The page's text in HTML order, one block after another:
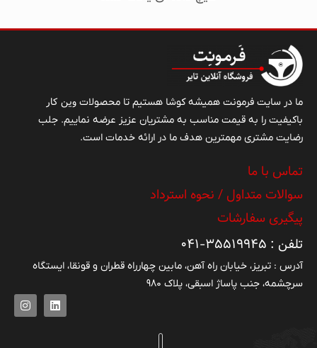
ما در سایت فرمونت همیشه کوشا هستیم تا محصولات وین کار
باکیفیت را به قیمت مناسب به مشتریان عزیز عرضه نماییم. جلب
رضایت مشتری مهمترین هدف ما در ارائه خدمات است.
تماس با ما
سوالات متداول / نحوه استرداد
پیگیری سفارشات
تلفن : ۳۵۵۱۹۹۴۵-۰۴۱
آدرس : تبریز، خیابان راه آهن، مابین چهارراه قطران و قونقا، ایستگاه
سرچشمه، جنب پاساژ اسبقی، پلاک ۹۸۰